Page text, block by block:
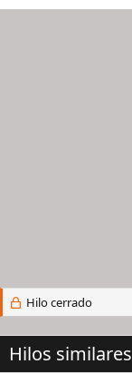
Hilo cerrado
Hilos similares